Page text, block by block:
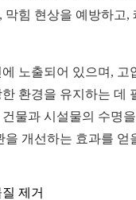
힘 현상을 예방하고,
노출되어 있으며, 고
환경을 유지하는 데
물과 시설물의 수명
개선하는 효과를 얻
제거